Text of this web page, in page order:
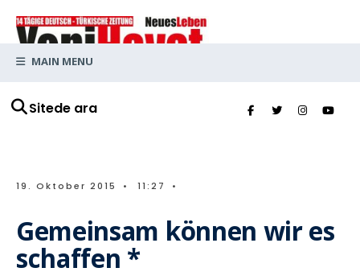
Sitede ara
MAIN MENU
19. Oktober 2015 • 11:27 •
Gemeinsam können wir es
schaffen *